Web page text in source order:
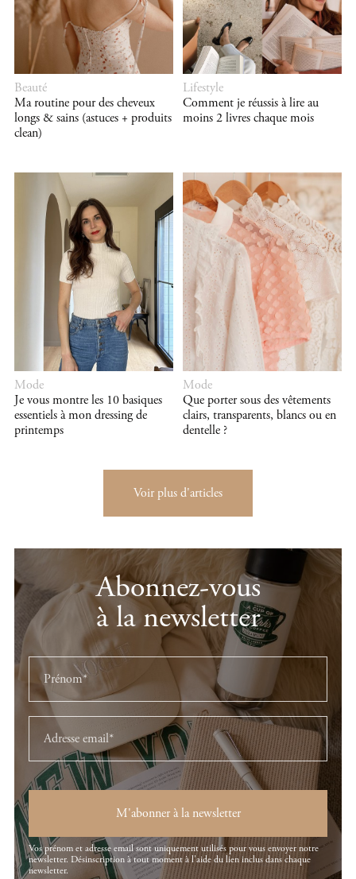
Beauté
Ma routine pour des cheveux
longs & sains (astuces + produits
clean)
Lifestyle
Comment je réussis à lire au
moins 2 livres chaque mois
Mode
Je vous montre les 10 basiques
essentiels à mon dressing de
printemps
Mode
Que porter sous des vêtements
clairs, transparents, blancs ou en
dentelle ?
Voir plus d'articles
Abonnez-vous
à la newsletter
M'abonner à la newsletter
Vos prénom et adresse email sont uniquement utilisés pour vous envoyer notre
newsletter. Désinscription à tout moment à l'aide du lien inclus dans chaque
newsletter.